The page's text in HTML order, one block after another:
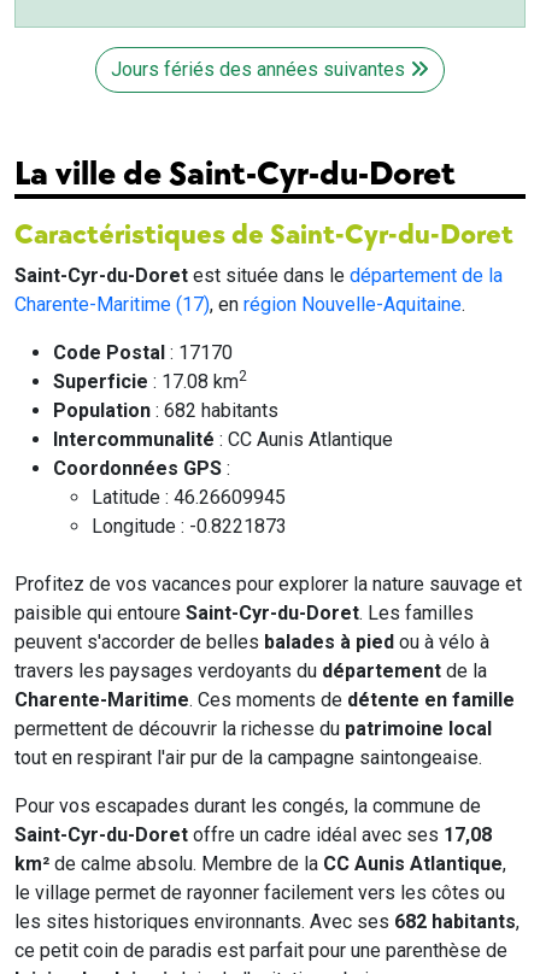
Jours fériés des années suivantes
La ville de Saint-Cyr-du-Doret
Caractéristiques de Saint-Cyr-du-Doret
Saint-Cyr-du-Doret est située dans le département de la
Charente-Maritime (17), en région Nouvelle-Aquitaine.
Code Postal : 17170
Superficie : 17.08 km2
Population : 682 habitants
Intercommunalité : CC Aunis Atlantique
Coordonnées GPS :
Latitude : 46.26609945
Longitude : -0.8221873
Profitez de vos vacances pour explorer la nature sauvage et
paisible qui entoure Saint-Cyr-du-Doret. Les familles
peuvent s'accorder de belles balades à pied ou à vélo à
travers les paysages verdoyants du département de la
Charente-Maritime. Ces moments de détente en famille
permettent de découvrir la richesse du patrimoine local
tout en respirant l'air pur de la campagne saintongeaise.
Pour vos escapades durant les congés, la commune de
Saint-Cyr-du-Doret offre un cadre idéal avec ses 17,08
km² de calme absolu. Membre de la CC Aunis Atlantique,
le village permet de rayonner facilement vers les côtes ou
les sites historiques environnants. Avec ses 682 habitants,
ce petit coin de paradis est parfait pour une parenthèse de